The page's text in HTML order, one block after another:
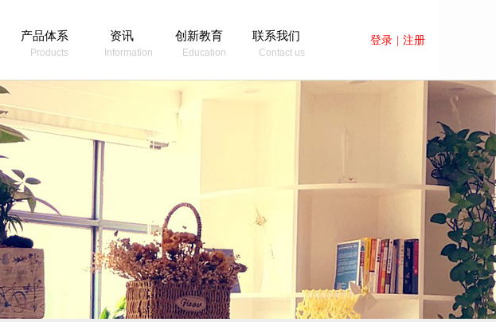
Contact us
登录 注册
Products Information Education
产品体系 资讯 创新教育 联系我们